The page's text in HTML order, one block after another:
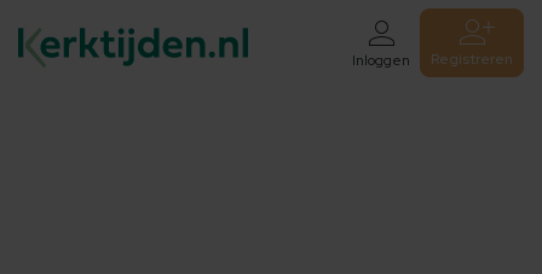
Inloggen Registreren